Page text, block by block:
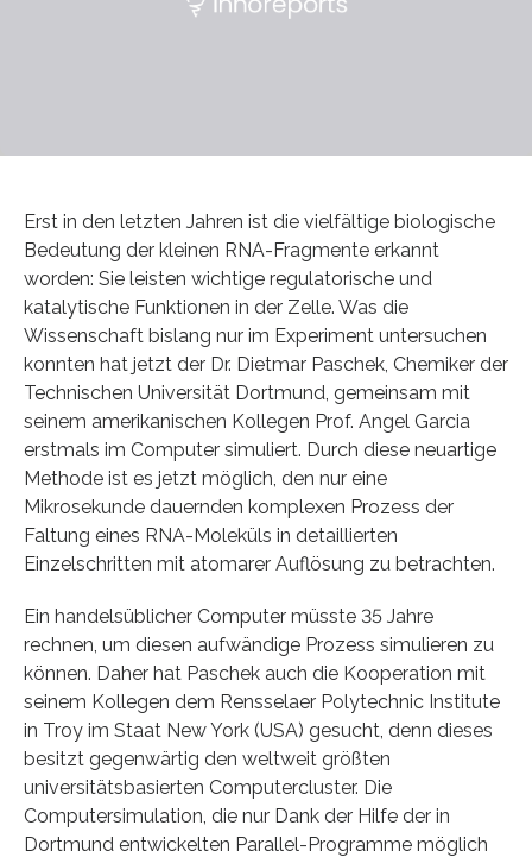
Erst in den letzten Jahren ist die vielfältige biologische
Bedeutung der kleinen RNA-Fragmente erkannt
worden: Sie leisten wichtige regulatorische und
katalytische Funktionen in der Zelle. Was die
Wissenschaft bislang nur im Experiment untersuchen
konnten hat jetzt der Dr. Dietmar Paschek, Chemiker der
Technischen Universität Dortmund, gemeinsam mit
seinem amerikanischen Kollegen Prof. Angel Garcia
erstmals im Computer simuliert. Durch diese neuartige
Methode ist es jetzt möglich, den nur eine
Mikrosekunde dauernden komplexen Prozess der
Faltung eines RNA-Moleküls in detaillierten
Einzelschritten mit atomarer Auflösung zu betrachten.
Ein handelsüblicher Computer müsste 35 Jahre
rechnen, um diesen aufwändige Prozess simulieren zu
können. Daher hat Paschek auch die Kooperation mit
seinem Kollegen dem Rensselaer Polytechnic Institute
in Troy im Staat New York (USA) gesucht, denn dieses
besitzt gegenwärtig den weltweit größten
universitätsbasierten Computercluster. Die
Computersimulation, die nur Dank der Hilfe der in
Dortmund entwickelten Parallel-Programme möglich